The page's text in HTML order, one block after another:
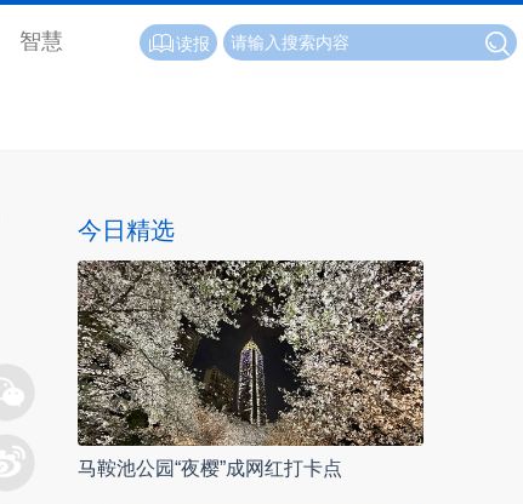
智慧 读报
今日精选
马鞍池公园“夜樱”成网红打卡点